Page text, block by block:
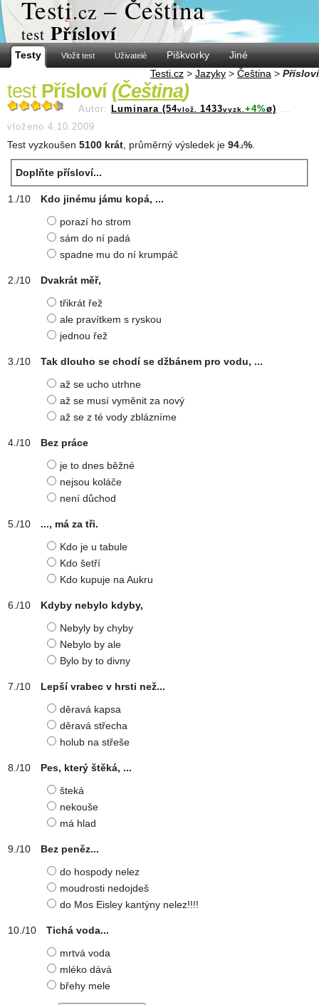
Testi.cz – Čeština
test Přísloví
Testy Vložit test Uživatelé Piškvorky
Jiné
Testi.cz > Jazyky > Čeština > Přísloví
test Přísloví (Čeština)
Autor: Luminara (54vlož. 1433vyzk. +4%ø) ...
vloženo 4.10.2009
Test vyzkoušen 5100 krát , průměrný výsledek je 94 .2%
Doplňte přísloví...
Kdo jinému jámu kopá, ...
porazí ho strom
sám do ní padá
spadne mu do ní krumpáč
Dvakrát měř,
třikrát řež
ale pravítkem s ryskou
jednou řež
Tak dlouho se chodí se džbánem pro vodu, ...
až se ucho utrhne
až se musí vyměnit za nový
až se z té vody zblázníme
Bez práce
je to dnes běžné
nejsou koláče
není důchod
..., má za tři.
Kdo je u tabule
Kdo šetří
Kdo kupuje na Aukru
Kdyby nebylo kdyby,
Nebyly by chyby
Nebylo by ale
Bylo by to divny
Lepší vrabec v hrsti než...
děravá kapsa
děravá střecha
holub na střeše
Pes, který štěká, ...
šteká
nekouše
má hlad
Bez peněz...
do hospody nelez
moudrosti nedojdeš
do Mos Eisley kantýny nelez!!!!
Tichá voda...
mrtvá voda
mléko dává
břehy mele